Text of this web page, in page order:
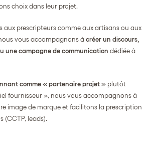
choix dans leur projet.
aux prescripteurs comme aux artisans ou aux
vous accompagnons à créer un discours,
une campagne de communication dédiée à
comme « partenaire projet » plutôt
fournisseur », nous vous accompagnons à
image de marque et facilitons la prescription
(CCTP, leads).